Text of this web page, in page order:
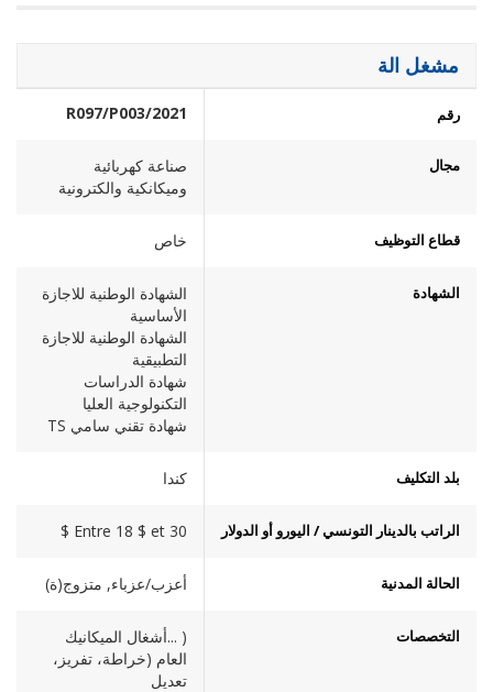
مشغل الة
رقم 2021/R097/P003
مجال
صناعة كهربائية
وميكانكية والكترونية
قطاع التوظيف خاص
الشهادة
الشهادة الوطنية للاجازة
الأساسية
الشهادة الوطنية للاجازة
التطبيقية
شهادة الدراسات
التكنولوجية العليا
شهادة تقني سامي TS
بلد التكليف كندا
الراتب بالدينار التونسي / اليورو أو الدولار Entre 18 $ et 30 $
الحالة المدنية أعزب/عزباء, متزوج(ة)
التخصصات
( ...أشغال الميكانيك
العام (خراطة، تفريز،
تعديل